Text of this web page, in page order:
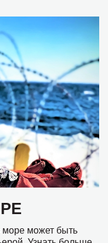
может быть